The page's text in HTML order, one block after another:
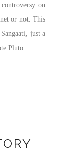
on
or not. This
just a
Pluto.